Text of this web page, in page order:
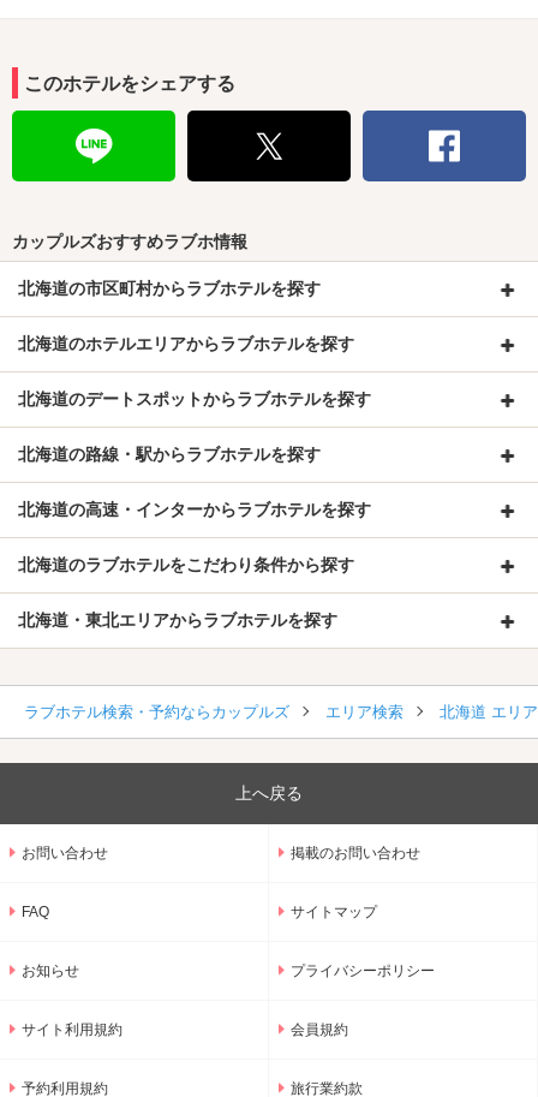
このホテルをシェアする
カップルズおすすめラブホ情報
北海道の市区町村からラブホテルを探す
北海道のホテルエリアからラブホテルを探す
北海道のデートスポットからラブホテルを探す
北海道の路線・駅からラブホテルを探す
北海道の高速・インターからラブホテルを探す
北海道のラブホテルをこだわり条件から探す
北海道・東北エリアからラブホテルを探す
ラブホテル検索・予約ならカップルズ エリア検索 北海道 エリ
上へ戻る
お問い合わせ 掲載のお問い合わせ
FAQ サイトマップ
お知らせ プライバシーポリシー
サイト利用規約 会員規約
予約利用規約 旅行業約款